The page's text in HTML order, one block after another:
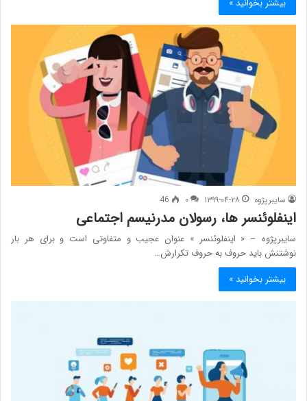
بیشتر بخوانید »
سایبرپژوه ۱۳۹۹-۰۴-۲۸ ۰ 46
اینفلوئنسر ها، رسولان مدرنیسم اجتماعی
سایبرپژوه – « اینفلوئنسر » عنوان عجیب و متفاوتی است و برای هر بار
نوشتنش باید حروف به حروف تکرارش…
بیشتر بخوانید »